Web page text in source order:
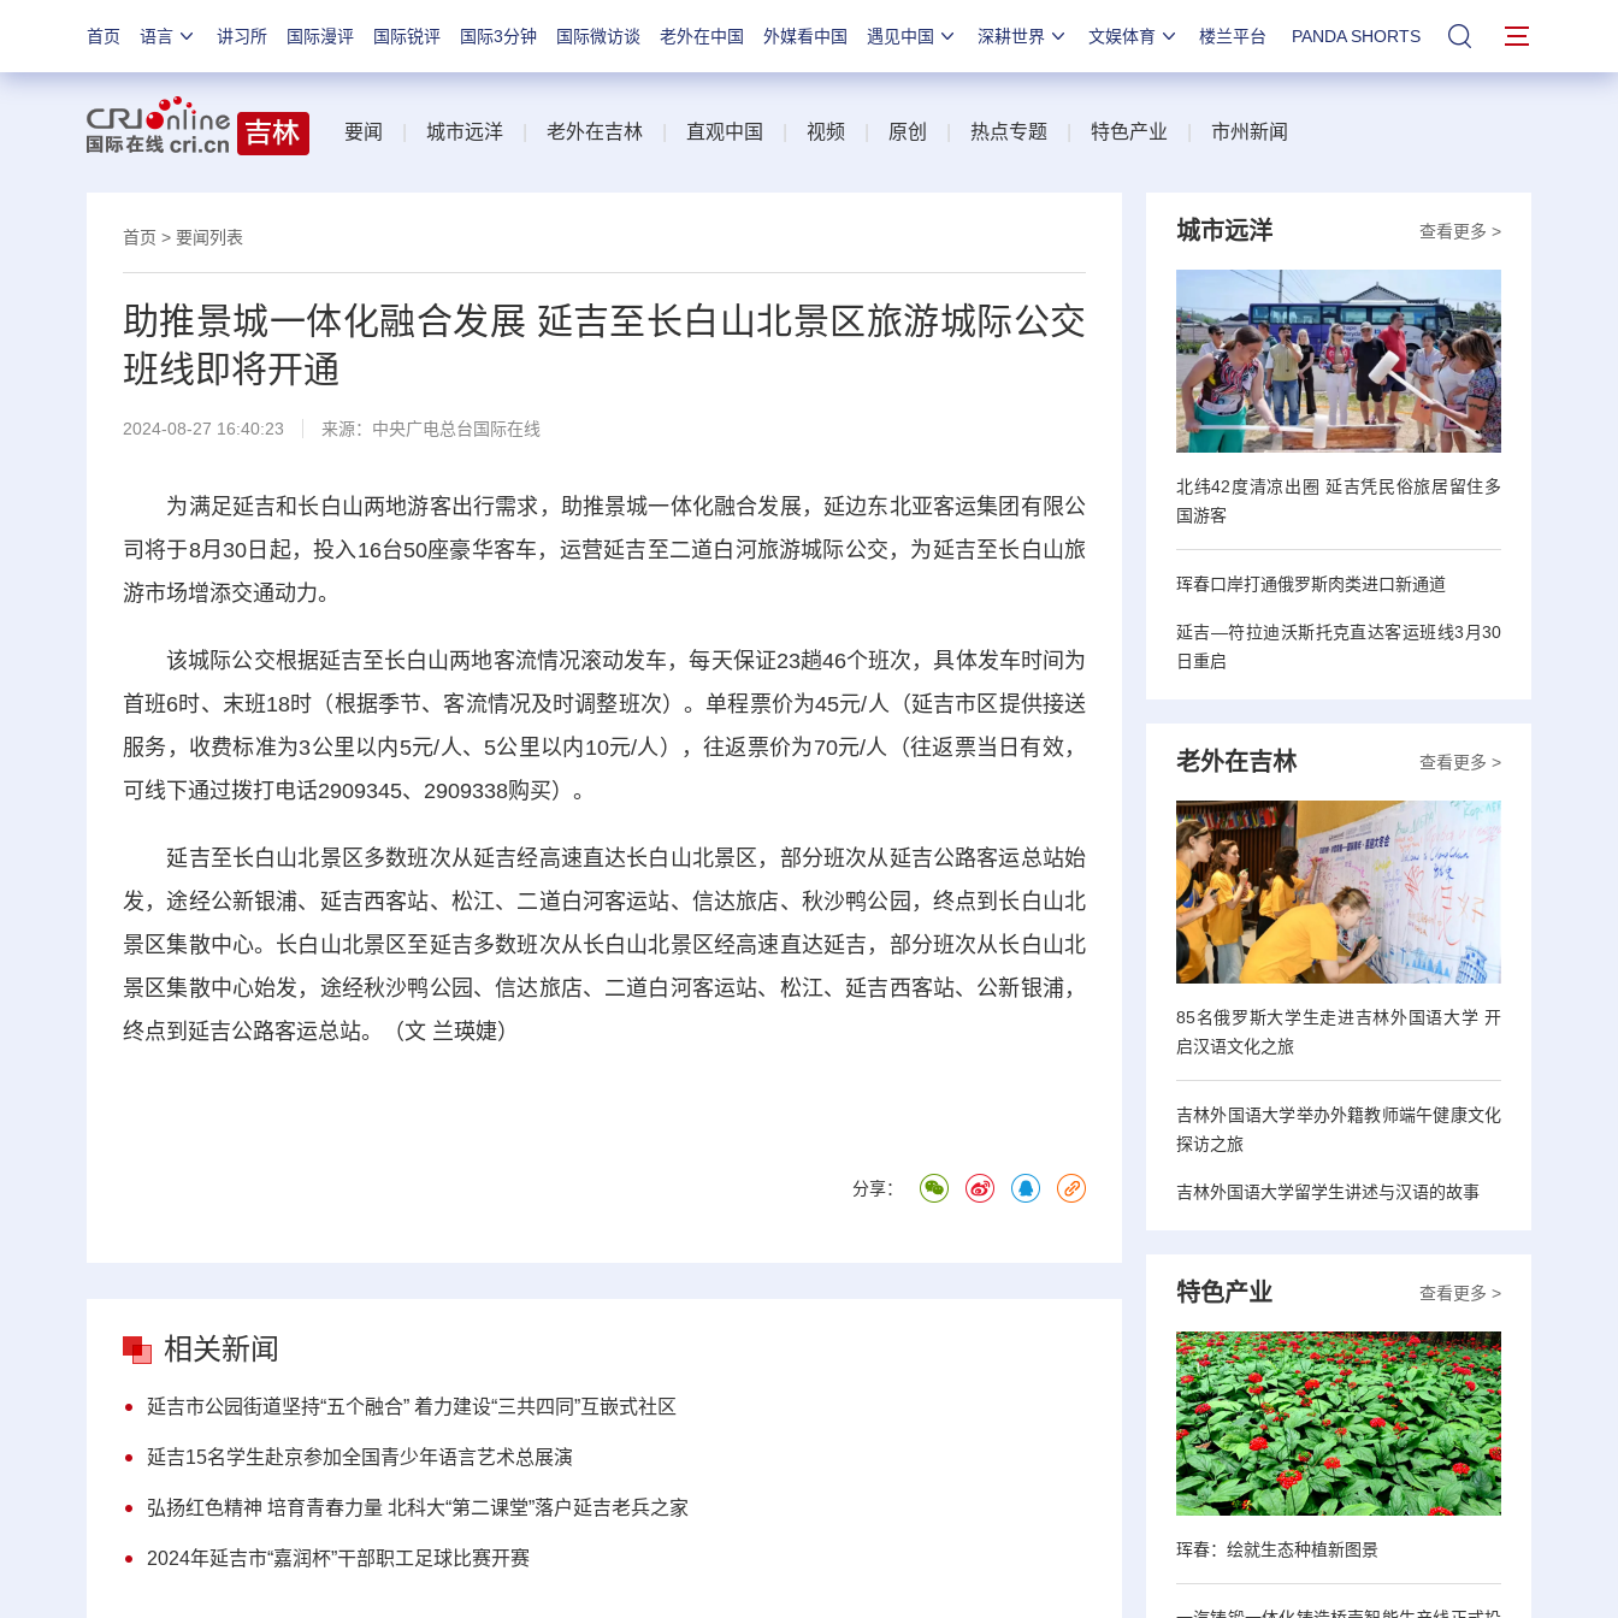
首页 语言 讲习所 国际漫评 国际锐评 国际3分钟 国际微访谈 老外在中国 外媒看中国 遇见中国 深耕世界 文娱体育 楼兰平台 PANDA SHORTS 站内搜索
要闻 城市远洋 老外在吉林 直观中国 视频 原创 热点专题 特色产业 市州新闻
首页 > 要闻列表
助推景城一体化融合发展 延吉至长白山北景区旅游城际公交
班线即将开通
2024-08-27 16:40:23 来源：中央广电总台国际在线
为满足延吉和长白山两地游客出行需求，助推景城一体化融合发展，延边东北亚客运集团有限公
司将于8月30日起，投入16台50座豪华客车，运营延吉至二道白河旅游城际公交，为延吉至长白山旅
游市场增添交通动力。
该城际公交根据延吉至长白山两地客流情况滚动发车，每天保证23趟46个班次，具体发车时间为
首班6时、末班18时（根据季节、客流情况及时调整班次）。单程票价为45元/人（延吉市区提供接送
服务，收费标准为3公里以内5元/人、5公里以内10元/人），往返票价为70元/人（往返票当日有效，
可线下通过拨打电话2909345、2909338购买）。
延吉至长白山北景区多数班次从延吉经高速直达长白山北景区，部分班次从延吉公路客运总站始
发，途经公新银浦、延吉西客站、松江、二道白河客运站、信达旅店、秋沙鸭公园，终点到长白山北
景区集散中心。长白山北景区至延吉多数班次从长白山北景区经高速直达延吉，部分班次从长白山北
景区集散中心始发，途经秋沙鸭公园、信达旅店、二道白河客运站、松江、延吉西客站、公新银浦，
终点到延吉公路客运总站。（文 兰瑛婕）
分享：
相关新闻
延吉市公园街道坚持“五个融合” 着力建设“三共四同”互嵌式社区
延吉15名学生赴京参加全国青少年语言艺术总展演
弘扬红色精神 培育青春力量 北科大“第二课堂”落户延吉老兵之家
2024年延吉市“嘉润杯”干部职工足球比赛开赛
查看更多 >
城市远洋
北纬42度清凉出圈 延吉凭民俗旅居留住多
国游客
珲春口岸打通俄罗斯肉类进口新通道
延吉—符拉迪沃斯托克直达客运班线3月30
日重启
查看更多 >
老外在吉林
85名俄罗斯大学生走进吉林外国语大学 开
启汉语文化之旅
吉林外国语大学举办外籍教师端午健康文化
探访之旅
吉林外国语大学留学生讲述与汉语的故事
查看更多 >
特色产业
珲春：绘就生态种植新图景